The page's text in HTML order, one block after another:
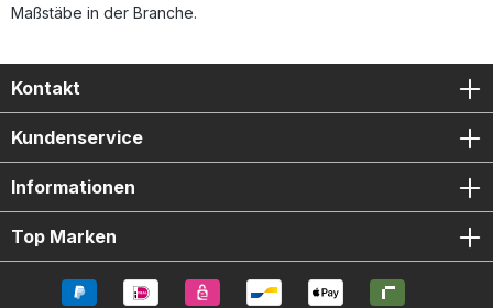
Maßstäbe in der Branche.
Kontakt
Kundenservice
Informationen
Top Marken